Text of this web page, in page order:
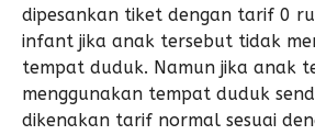
dipesankan tiket dengan tarif 0
infant jika anak tersebut tidak
tempat duduk. Namun jika anak
menggunakan tempat duduk
dikenakan tarif normal sesuai